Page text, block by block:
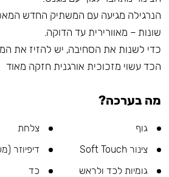
שונות – מאוורירית עד הדוקה.
כדי לשנות את הסחיבה, יש להזיז את
הכד עשוי מזכוכית אורגנית חזקה מאוד
מה בערכה?
גוף
צלחת
צינור Soft Touch
דיפיוזר
גומיות לכד ולראש
כד